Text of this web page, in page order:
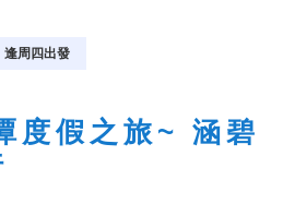
逢周四出發
度假之旅~ 涵碧